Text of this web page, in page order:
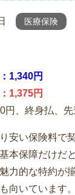
医療保険
1,340円
1,375円
円、終身払、先
安い保険料で
本保障だけだ
力的な特約が
向いています。